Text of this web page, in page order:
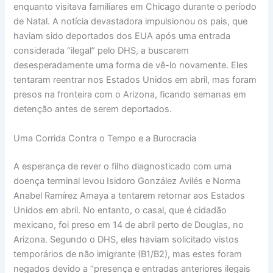
enquanto visitava familiares em Chicago durante o período
de Natal. A notícia devastadora impulsionou os pais, que
haviam sido deportados dos EUA após uma entrada
considerada “ilegal” pelo DHS, a buscarem
desesperadamente uma forma de vê-lo novamente. Eles
tentaram reentrar nos Estados Unidos em abril, mas foram
presos na fronteira com o Arizona, ficando semanas em
detenção antes de serem deportados.
Uma Corrida Contra o Tempo e a Burocracia
A esperança de rever o filho diagnosticado com uma
doença terminal levou Isidoro González Avilés e Norma
Anabel Ramírez Amaya a tentarem retornar aos Estados
Unidos em abril. No entanto, o casal, que é cidadão
mexicano, foi preso em 14 de abril perto de Douglas, no
Arizona. Segundo o DHS, eles haviam solicitado vistos
temporários de não imigrante (B1/B2), mas estes foram
negados devido a “presença e entradas anteriores ilegais